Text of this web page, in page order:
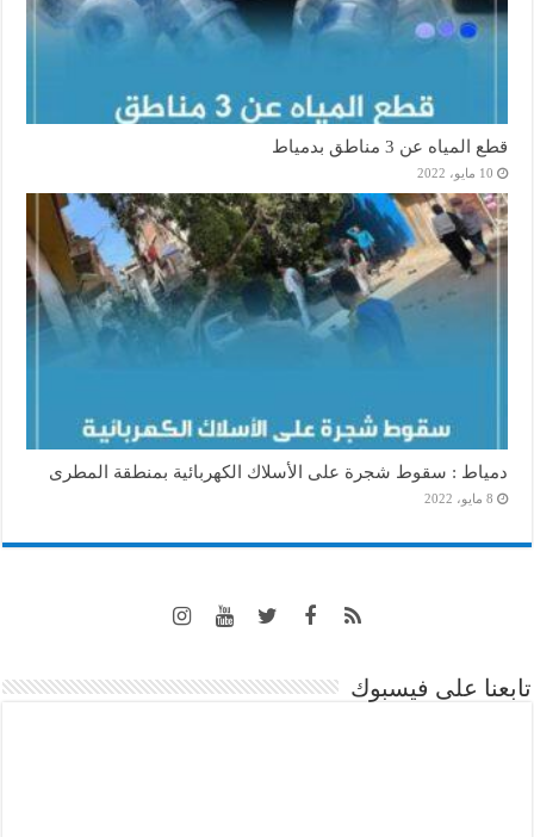
قطع المياه عن 3 مناطق بدمياط
10 مايو، 2022
دمياط : سقوط شجرة على الأسلاك الكهربائية بمنطقة المطرى
8 مايو، 2022
تابعنا على فيسبوك